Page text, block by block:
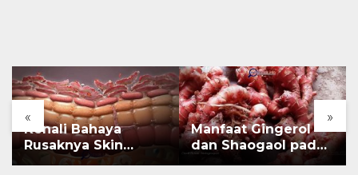
« »
Kenali Bahaya
Rusaknya Skin
Barrier
Manfaat Gingerol
dan Shaogaol pada